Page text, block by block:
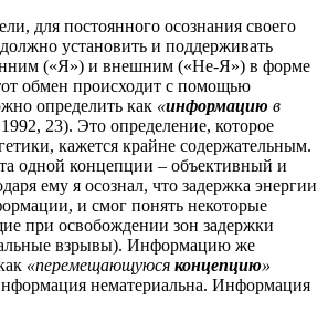
для постоянного осознания своего
установить и поддерживать
(«Я») и внешним («Не-Я») в форме
обмен происходит с помощью
определить как «информацию в
23). Это определение, которое
кажется крайне содержательным.
одной концепции – объективный и
ему я осознал, что задержка энергии
и смог понять некоторые
при освобождении зон задержки
взрывы). Информацию же
«перемещающуюся концепцию»
нематериальна. Информация